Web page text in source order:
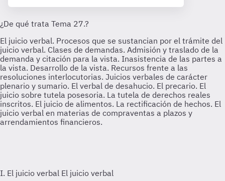
I. El juicio verbal El juicio verbal